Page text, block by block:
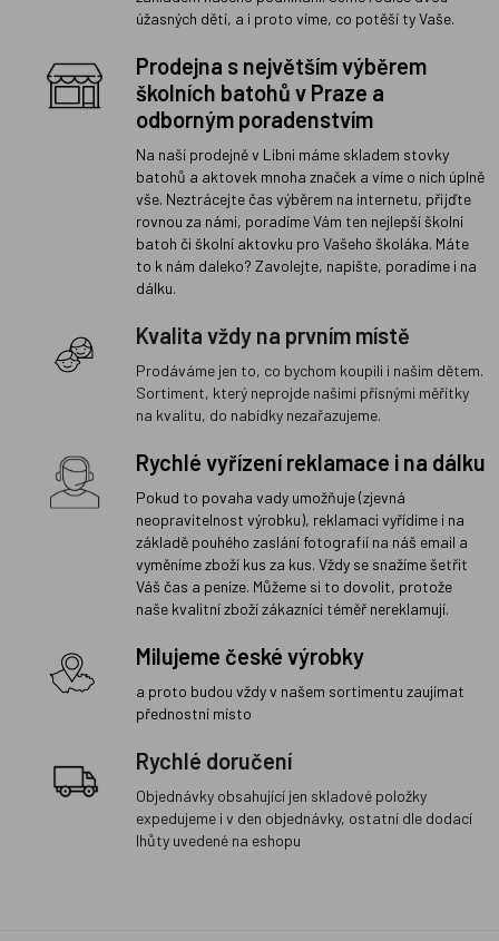
úžasných dětí, a i proto víme, co potěší ty Vaše.
Prodejna s největším výběrem
školních batohů v Praze a
odborným poradenstvím
Na naší prodejně v Libni máme skladem stovky
batohů a aktovek mnoha značek a víme o nich úplně
vše. Neztrácejte čas výběrem na internetu, přijďte
rovnou za námi, poradíme Vám ten nejlepší školní
batoh či školní aktovku pro Vašeho školáka. Máte
to k nám daleko? Zavolejte, napište, poradíme i na
dálku.
Kvalita vždy na prvním místě
Prodáváme jen to, co bychom koupili i našim dětem.
Sortiment, který neprojde našimi přísnými měřítky
na kvalitu, do nabídky nezařazujeme.
Rychlé vyřízení reklamace i na dálku
Pokud to povaha vady umožňuje (zjevná
neopravitelnost výrobku), reklamaci vyřídíme i na
základě pouhého zaslání fotografií na náš email a
vyměníme zboží kus za kus. Vždy se snažíme šetřit
Váš čas a peníze. Můžeme si to dovolit, protože
naše kvalitní zboží zákazníci téměř nereklamují.
Milujeme české výrobky
a proto budou vždy v našem sortimentu zaujímat
přednostní místo
Rychlé doručení
Objednávky obsahující jen skladové položky
expedujeme i v den objednávky, ostatní dle dodací
lhůty uvedené na eshopu